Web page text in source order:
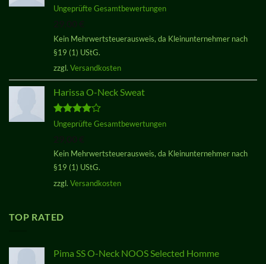
Bewertet
Ungeprüfte Gesamtbewertungen
Kein Mehrwertsteuerausweis, da Kleinunternehmer nach
§19 (1) UStG.
zzgl. Versandkosten
Harissa O-Neck Sweat
Bewertet
Ungeprüfte Gesamtbewertungen
Kein Mehrwertsteuerausweis, da Kleinunternehmer nach
§19 (1) UStG.
zzgl. Versandkosten
TOP RATED
Pima SS O-Neck NOOS Selected Homme